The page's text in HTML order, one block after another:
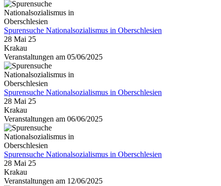
Spurensuche Nationalsozialismus in Oberschlesien
28 Mai 25
Krakau
Veranstaltungen am 05/06/2025
Spurensuche Nationalsozialismus in Oberschlesien
28 Mai 25
Krakau
Veranstaltungen am 06/06/2025
Spurensuche Nationalsozialismus in Oberschlesien
28 Mai 25
Krakau
Veranstaltungen am 12/06/2025